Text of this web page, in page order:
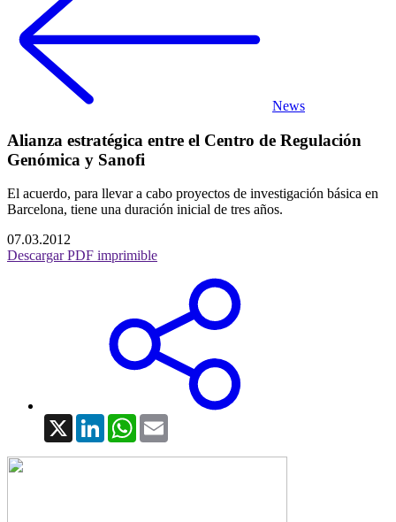
News
Alianza estratégica entre el Centro de Regulación
Genómica y Sanofi
El acuerdo, para llevar a cabo proyectos de investigación básica en
Barcelona, tiene una duración inicial de tres años.
07.03.2012
Descargar PDF imprimible
X LinkedInWhatsApp